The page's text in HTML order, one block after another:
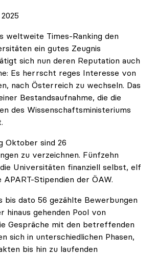
weltweite Times-Ranking den
ein gutes Zeugnis
sich nun deren Reputation auch
Es herrscht reges Interesse von
nach Österreich zu wechseln. Das
Bestandsaufnahme, die die
des Wissenschaftsministeriums
Oktober sind 26
zu verzeichnen. Fünfzehn
Universitäten finanziell selbst, elf
Stipendien der ÖAW.
bis dato 56 gezählte Bewerbungen
hinaus gehenden Pool von
Gespräche mit den betreffenden
sich in unterschiedlichen Phasen,
bis hin zu laufenden